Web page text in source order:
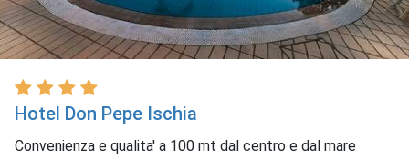
Hotel Don Pepe Ischia
Convenienza e qualita' a 100 mt dal centro e dal mare